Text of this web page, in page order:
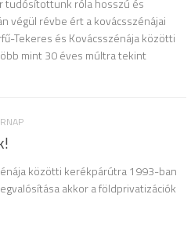
végül révbe ért a kovácsszénájai
Tekeres és Kovácsszénája közötti
mint 30 éves múltra tekint
közötti kerékpárútra 1993-ban
akkor a földprivatizációk